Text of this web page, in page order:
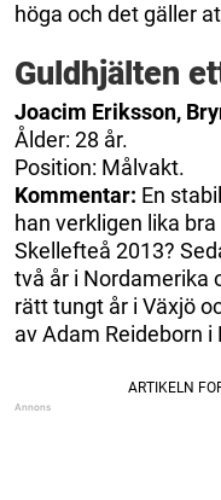
höga och det gäller
Guldhjälten
Joacim Eriksson,
Ålder: 28 år.
Position: Målvakt.
Kommentar: En
han verkligen lika
Skellefteå 2013?
två år i Nordamerika
rätt tungt år i Växjö
av Adam Reideborn i